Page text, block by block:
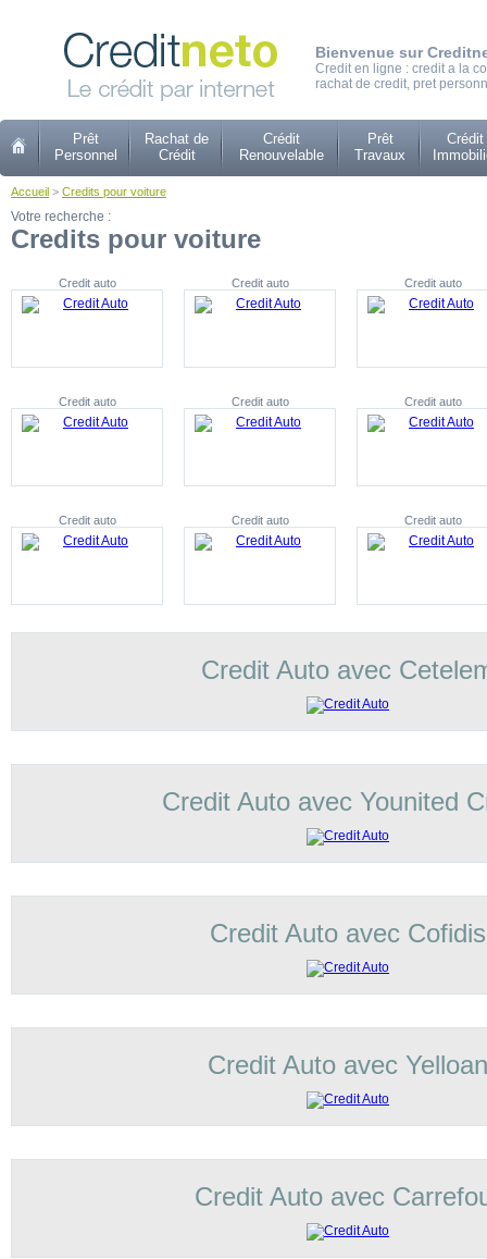
Bienvenue sur
Credit en ligne : credit a la
rachat de credit, pret
Prêt
Personnel
Rachat de
Crédit
Crédit
Renouvelable
Prêt
Travaux
Crédit
Accueil > Credits pour voiture
Votre recherche :
Credits pour voiture
Credit auto Credit auto Credit auto
Credit auto Credit auto Credit auto
Credit auto Credit auto Credit auto
Credit Auto avec
Credit Auto avec Younited
Credit Auto avec Cofidis
Credit Auto avec Yelloan
Credit Auto avec